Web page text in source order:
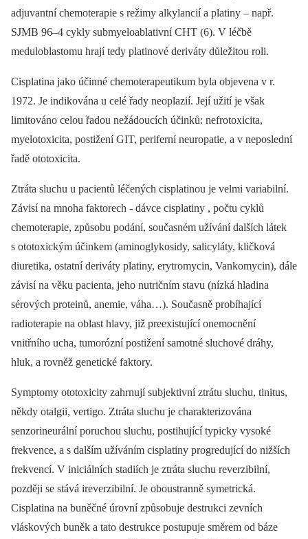
adjuvantní chemoterapie s režimy alkylancií a platiny –⁠ např.
SJMB 96–4 cykly submyeloablativní CHT (6). V léčbě
meduloblastomu hrají tedy platinové deriváty důležitou roli.
Cisplatina jako účinné chemoterapeutikum byla objevena v r.
1972. Je indikována u celé řady neoplazií. Její užití je však
limitováno celou řadou nežádoucích účinků: nefrotoxicita,
myelotoxicita, postižení GIT, periferní neuropatie, a v neposlední
řadě ototoxicita.
Ztráta sluchu u pacientů léčených cisplatinou je velmi variabilní.
Závisí na mnoha faktorech -⁠ dávce cisplatiny , počtu cyklů
chemoterapie, způsobu podání, současném užívání dalších látek
s ototoxickým účinkem (aminoglykosidy, salicyláty, kličková
diuretika, ostatní deriváty platiny, erytromycin, Vankomycin), dále
závisí na věku pacienta, jeho nutričním stavu (nízká hladina
sérových proteinů, anemie, váha…). Současně probíhající
radioterapie na oblast hlavy, již preexistující onemocnění
vnitřního ucha, tumorózní postižení samotné sluchové dráhy,
hluk, a rovněž genetické faktory.
Symptomy ototoxicity zahrnují subjektivní ztrátu sluchu, tinitus,
někdy otalgii, vertigo. Ztráta sluchu je charakterizována
senzorineurální poruchou sluchu, postihující typicky vysoké
frekvence, a s dalším užíváním cisplatiny progredující do nižších
frekvencí. V iniciálních stadiích je ztráta sluchu reverzibilní,
později se stává ireverzibilní. Je oboustranně symetrická.
Cisplatina na buněčné úrovní způsobuje destrukci zevních
vláskových buněk a tato destrukce postupuje směrem od báze